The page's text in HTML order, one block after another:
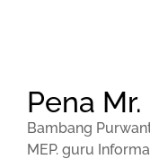
Pena
Bambang
MEP. guru